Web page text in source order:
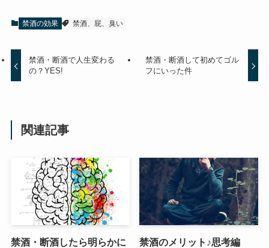
禁酒の効果 禁酒、屁、臭い
禁酒・断酒で人生変わる
の？YES!
禁酒・断酒して初めてゴル
フにいった件
関連記事
禁酒・断酒したら明らかに
禁酒のメリット♪思考編